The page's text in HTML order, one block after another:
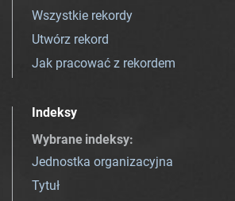
Wszystkie rekordy
Utwórz rekord
Jak pracować z rekordem
Indeksy
Wybrane indeksy:
Jednostka organizacyjna
Tytuł